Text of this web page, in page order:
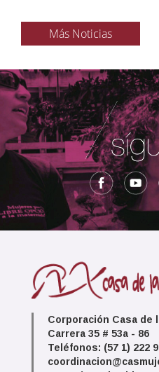
Más Noticias
Corporación Casa de
Carrera 35 # 53a - 86
Teléfonos: (57 1) 222